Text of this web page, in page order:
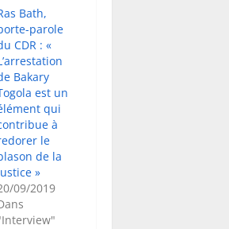
Bath,
parole
CDR : «
Bakary
est un
qui
à
le
de la
»
09/2019